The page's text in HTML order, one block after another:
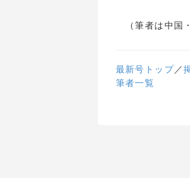
（筆者は中国
最新号トップ／
筆者一覧